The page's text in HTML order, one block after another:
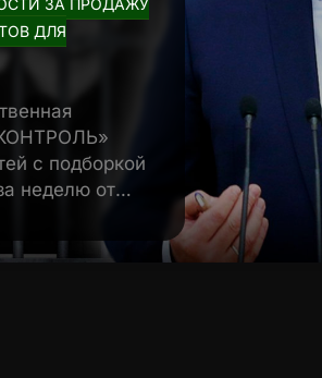
ЗА ПРОДАЖУ
ДЛЯ
с подборкой
неделю от…